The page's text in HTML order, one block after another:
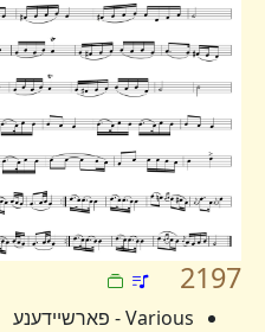
2197
Various - פארשיידענע